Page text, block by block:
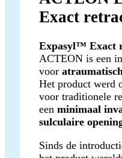
Exact
Expasyl™ Exact
ACTEON is een
voor
Het product werd
voor traditionele
een minimaal
sulculaire
Sinds de